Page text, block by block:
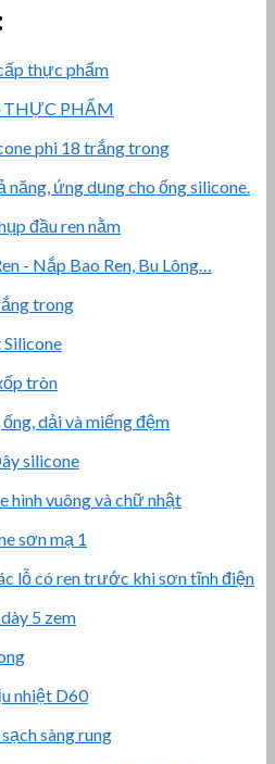
THỰC PHẨM
năng, ứng dụng cho ống silicone.
- Nắp Bao Ren, Bu Lông…
Silicone
dải và miếng đệm
hình vuông và chữ nhật
lỗ có ren trước khi sơn tĩnh điện
sàng rung